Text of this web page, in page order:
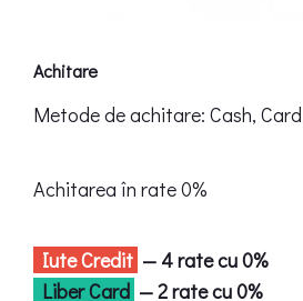
Achitare
Metode de achitare: Cash,
Achitarea în rate 0%
Iute Credit — 4 rate cu 0%
Liber Card — 2 rate cu 0%